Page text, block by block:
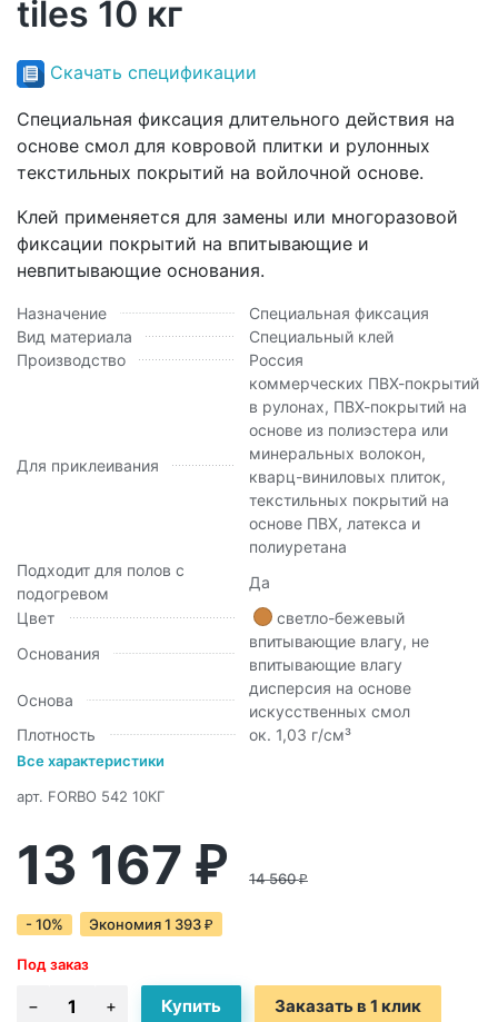
tiles 10 кг
Скачать спецификации
Специальная фиксация длительного действия на
основе смол для ковровой плитки и рулонных
текстильных покрытий на войлочной основе.
Клей применяется для замены или многоразовой
фиксации покрытий на впитывающие и
невпитывающие основания.
Назначение
Специальная фиксация
Вид материала
Специальный клей
Производство
Россия
Для приклеивания
коммерческих ПВХ-покрытий
в рулонах, ПВХ-покрытий на
основе из полиэстера или
минеральных волокон,
кварц-виниловых плиток,
текстильных покрытий на
основе ПВХ, латекса и
полиуретана
Подходит для полов с
подогревом
Да
Цвет
светло-бежевый
Основания
впитывающие влагу, не
впитывающие влагу
Основа
дисперсия на основе
искусственных смол
Плотность
ок. 1,03 г/см³
Все характеристики
арт. FORBO 542 10КГ
13 167 ₽ 14 560₽
- 10% Экономия1 393 ₽
Под заказ
Заказать в 1 клик